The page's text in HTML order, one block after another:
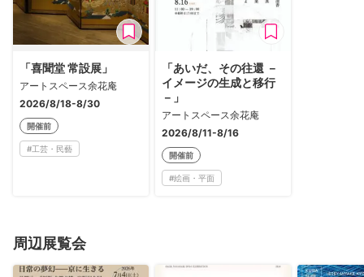
「喜聞堂 常設展」
アートスペース余花庵
2026/8/18-8/30
開催前
#工芸・民藝
「あいだ、その往還 －
イメージの生成と移行
－」
アートスペース余花庵
2026/8/11-8/16
開催前
#絵画・平面
周辺展覧会